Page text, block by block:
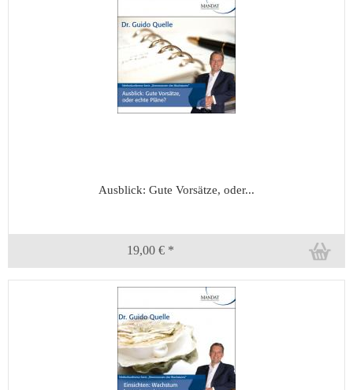
Ausblick: Gute Vorsätze, oder...
19,00 € *